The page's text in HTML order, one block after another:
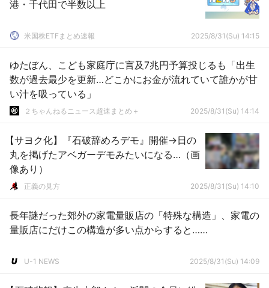
港・千代田で半数以上
米国株ETFまとめ速報 2025/8/31(Su) 14:15
ゆたぼん、こども家庭庁に言及7兆円予算投じるも「出生
数が過去最少を更新…どこかにお金が流れていて誰かが甘
い汁を吸っている」
２ちゃんねるニュース超速まとめ＋ 2025/8/31(Su) 14:14
【サヨク化】『石破辞めろデモ』開催→日の
丸を掲げたアベガーデモみたいになる…（画
像あり）
正義の見方 2025/8/31(Su) 14:10
長年謎だった郊外の家電量販店の「特殊な構造」、家電の
量販店にだけこの構造が多い点からすると……
U-1 NEWS 2025/8/31(Su) 14:09